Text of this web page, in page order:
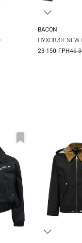
BACON
ПУХОВИК NEW
23 150 ГРН46